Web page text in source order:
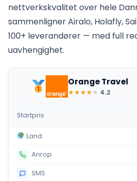
nettverkskvalitet over hele
sammenligner Airalo, Holafly,
100+ leverandører — med full
uavhengighet.
Orange Travel
★★★★★ 4.2
Startpris
Land
Anrop
SMS